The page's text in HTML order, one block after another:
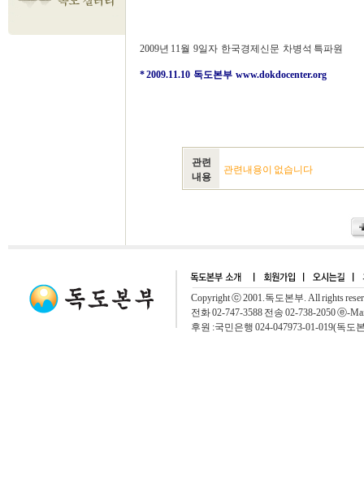
2009년 11월 9일자 한국경제신문 차병석 특파원
* 2009.11.10 독도본부 www.dokdocenter.org
관련
내용
관련내용이 없습니다
Copyright ⓒ 2001.독도본부. All rights
전화 02-747-3588 전송 02-738-2050 ⓔ-
후원 :국민은행 024-047973-01-019(독도